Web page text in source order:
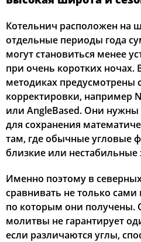
Котельнич расположен на
отдельные периоды года
могут становиться менее
при очень коротких ночах.
методиках
корректировки, например
или AngleBased. Они
для сохранения
там, где обычные угловые
близкие или нестабильные
Именно поэтому в
сравнивать не только
по которым они получены.
молитвы не гарантирует
если различаются углы,